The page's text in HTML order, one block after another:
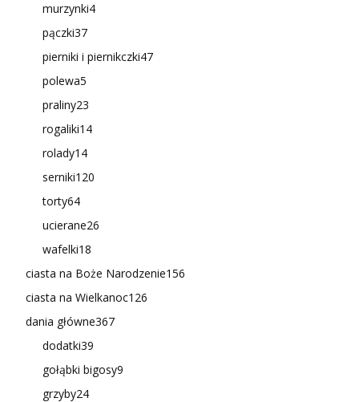
murzynki4
pączki37
pierniki i piernikczki47
polewa5
praliny23
rogaliki14
rolady14
serniki120
torty64
ucierane26
wafelki18
ciasta na Boże Narodzenie156
ciasta na Wielkanoc126
dania główne367
dodatki39
gołąbki bigosy9
grzyby24